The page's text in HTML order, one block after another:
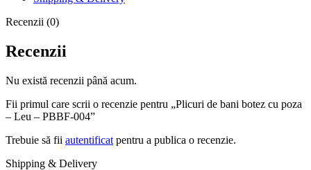
Recenzii (0)
Recenzii
Nu există recenzii până acum.
Fii primul care scrii o recenzie pentru „Plicuri de bani botez cu poza
– Leu – PBBF-004”
Trebuie să fii autentificat pentru a publica o recenzie.
Shipping & Delivery